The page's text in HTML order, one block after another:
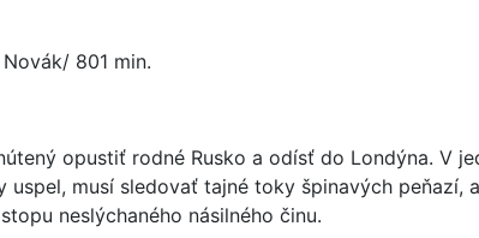
801 min.
opustiť rodné Rusko a odísť do Londýna. V
uspel, musí sledovať tajné toky špinavých
neslýchaného násilného činu.